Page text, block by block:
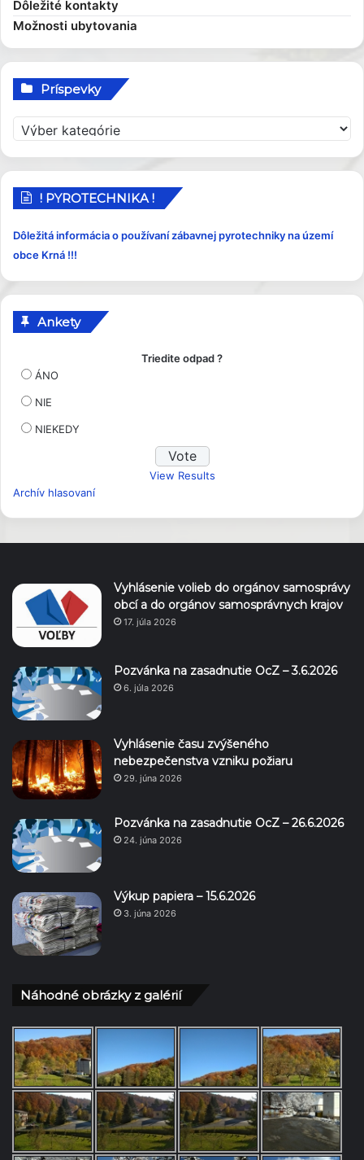
Dôležité kontakty
Možnosti ubytovania
Príspevky
r
í
e
y
! PYROTECHNIKA !
Dôležitá informácia o používaní zábavnej pyrotechniky na území
obce Krná !!!
Ankety
Triedite odpad ?
ÁNO
NIE
NIEKEDY
View Results
Archív hlasovaní
Vyhlásenie volieb do orgánov samosprávy
obcí a do orgánov samosprávnych krajov
17. júla 2026
Pozvánka na zasadnutie OcZ – 3.6.2026
6. júla 2026
Vyhlásenie času zvýšeného
nebezpečenstva vzniku požiaru
29. júna 2026
Pozvánka na zasadnutie OcZ – 26.6.2026
24. júna 2026
Výkup papiera – 15.6.2026
3. júna 2026
Náhodné obrázky z galérií